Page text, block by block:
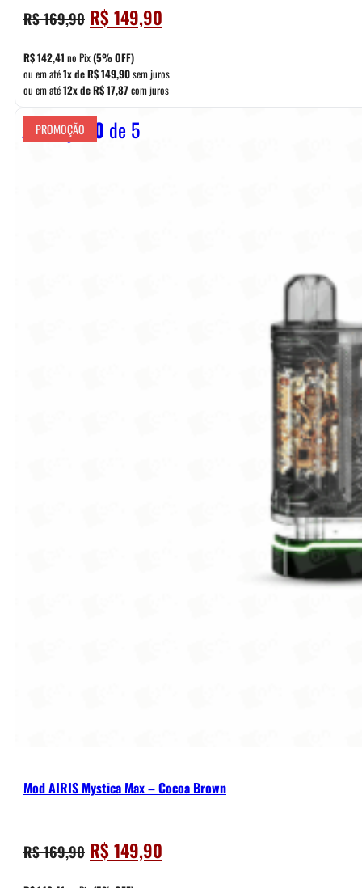
R$169,90 O
preço
original
era:
R$ 169,90.
R$149,90
preço
é:
R$ 149,90.
R$142,41 no Pix(5% OFF)
ou em até1x deR$149,90sem juros
ou em até12x deR$17,87com juros
Avaliação 0 de 5
PROMOÇÃO
Mod AIRIS Mystica Max – Cocoa Brown
R$169,90 O
preço
R$149,90
preço